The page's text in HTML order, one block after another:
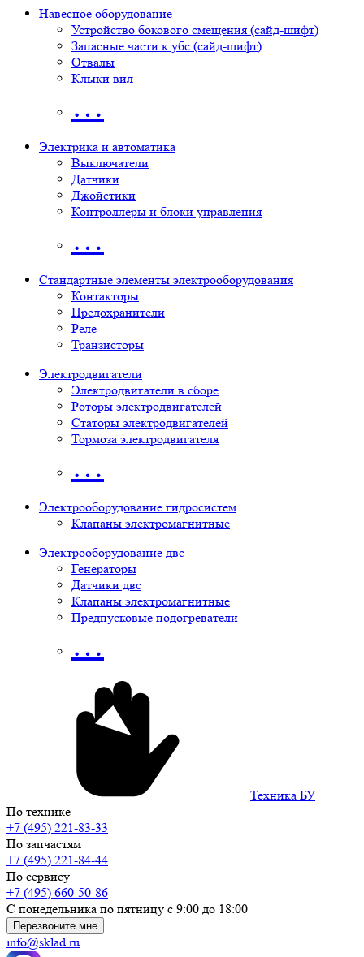
Навесное оборудование
Устройство бокового смещения (сайд-шифт)
Запасные части к убс (сайд-шифт)
Отвалы
Клыки вил
…
Электрика и автоматика
Выключатели
Датчики
Джойстики
Контроллеры и блоки управления
…
Стандартные элементы электрооборудования
Контакторы
Предохранители
Реле
Транзисторы
Электродвигатели
Электродвигатели в сборе
Роторы электродвигателей
Статоры электродвигателей
Тормоза электродвигателя
…
Электрооборудование гидросистем
Клапаны электромагнитные
Электрооборудование двс
Генераторы
Датчики двс
Клапаны электромагнитные
Предпусковые подогреватели
…
Техника БУ
По технике
+7 (495) 221-83-33
По запчастям
+7 (495) 221-84-44
По сервису
+7 (495) 660-50-86
С понедельника по пятницу с 9:00 до 18:00
Перезвоните мне
info@sklad.ru